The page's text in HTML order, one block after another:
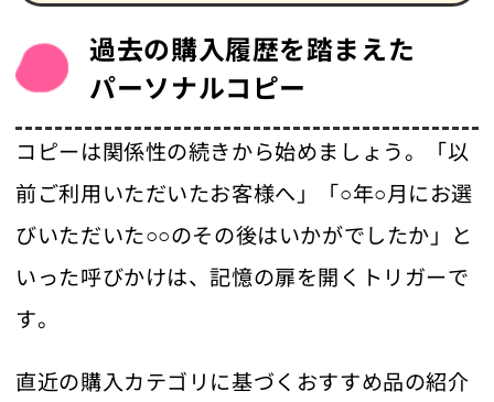
過去の購入履歴を踏まえた
パーソナルコピー
コピーは関係性の続きから始めましょう。「以
前ご利用いただいたお客様へ」「○年○月にお選
びいただいた○○のその後はいかがでしたか」と
いった呼びかけは、記憶の扉を開くトリガーで
す。
直近の購入カテゴリに基づくおすすめ品の紹介